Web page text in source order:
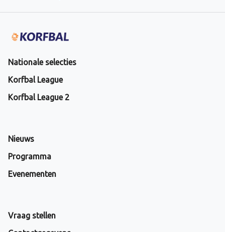
Nationale selecties
Korfbal League
Korfbal League 2
Nieuws
Programma
Evenementen
Vraag stellen